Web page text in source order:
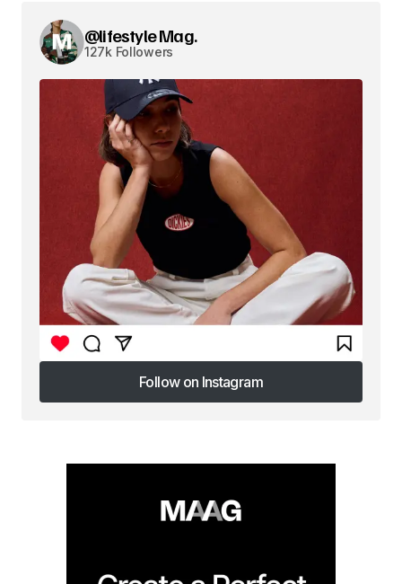
@lifestyle Mag.
127k Followers
Follow on Instagram
Follow on Instagram